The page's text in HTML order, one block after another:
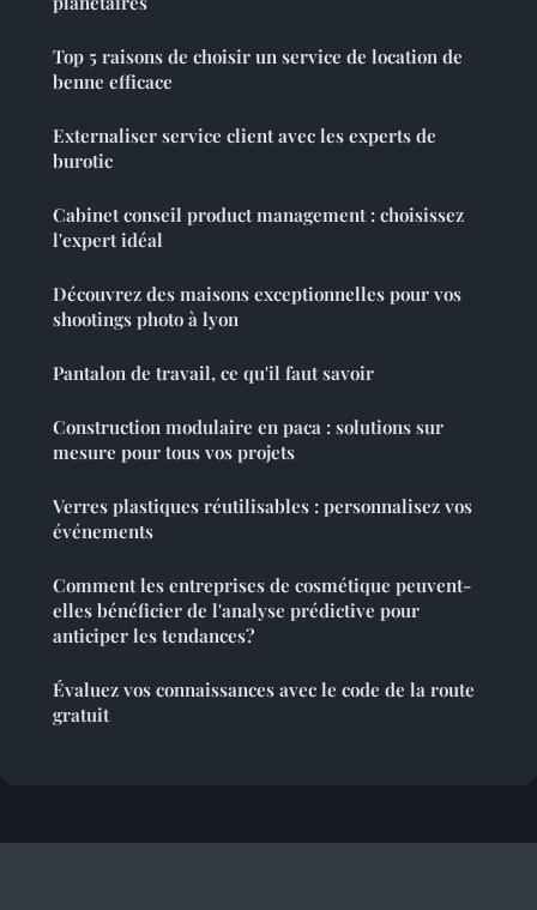
Top 5 raisons de choisir un service de location de
benne efficace
Externaliser service client avec les experts de
burotic
Cabinet conseil product management : choisissez
l'expert idéal
Découvrez des maisons exceptionnelles pour vos
shootings photo à lyon
Pantalon de travail, ce qu'il faut savoir
Construction modulaire en paca : solutions sur
mesure pour tous vos projets
Verres plastiques réutilisables : personnalisez vos
événements
Comment les entreprises de cosmétique peuvent-
elles bénéficier de l'analyse prédictive pour
anticiper les tendances?
Évaluez vos connaissances avec le code de la route
gratuit